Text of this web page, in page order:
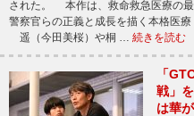
された。 本作は、救命救急医療の最
警察官らの正義と成長を描く本格医
遥（今田美桜）や桐 … 続きを読む
「
戦」
は華